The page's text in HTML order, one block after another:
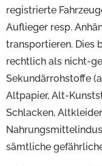
registrierte
Auflieger resp.
transportieren. Dies
rechtlich als nicht-
Sekundärrohstoffe
Altpapier, Alt-
Schlacken,
sämtliche